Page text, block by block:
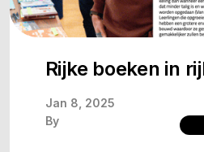
Rijke boeken in
Jan 8, 2025
By